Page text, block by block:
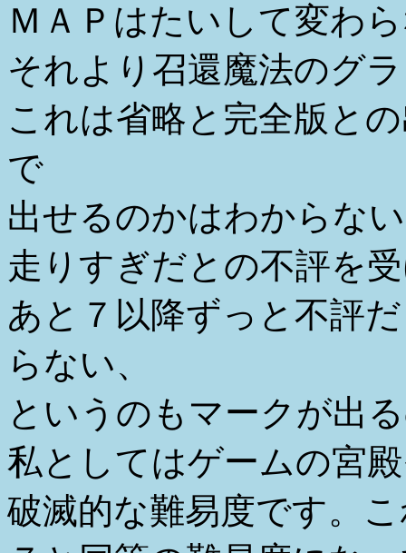
ＭＡＰはたいして変わ
それより召還魔法のグ
これは省略と完全版と
で
出せるのかはわからな
走りすぎだとの不評を
あと７以降ずっと不評
らない、
というのもマークが出
私としてはゲームの宮
破滅的な難易度です。